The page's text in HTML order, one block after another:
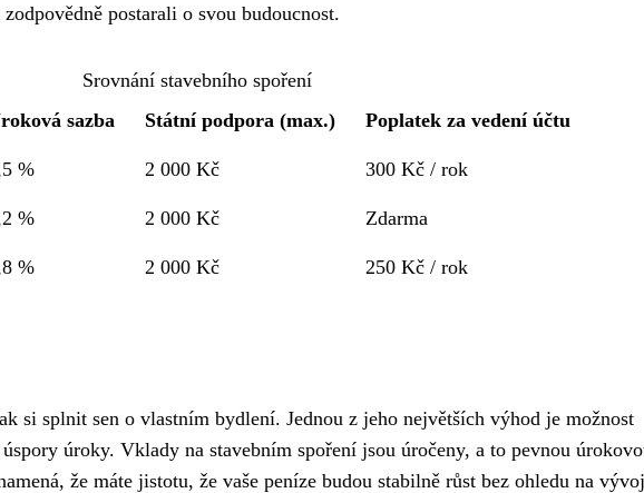
postarali o svou budoucnost.
Srovnání stavebního spoření
sazba Státní podpora (max.) Poplatek za vedení účtu
% 2 000 Kč 300 Kč / rok
% 2 000 Kč Zdarma
% 2 000 Kč 250 Kč / rok
si splnit sen o vlastním bydlení. Jednou z jeho největších výhod je možnost
úroky. Vklady na stavebním spoření jsou úročeny, a to pevnou
že máte jistotu, že vaše peníze budou stabilně růst bez ohledu na